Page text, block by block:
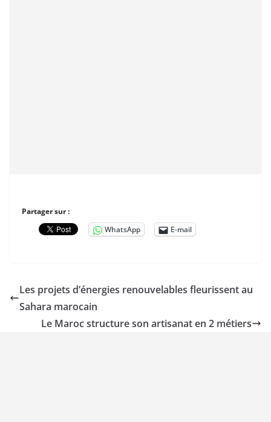
Partager sur :
WhatsApp
E-mail
Les projets d’énergies renouvelables fleurissent au
Sahara marocain
Le Maroc structure son artisanat en 2 métiers